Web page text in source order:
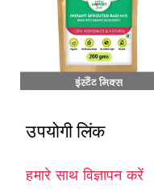
उपयोगी लिंक
हमारे साथ विज्ञापन करें